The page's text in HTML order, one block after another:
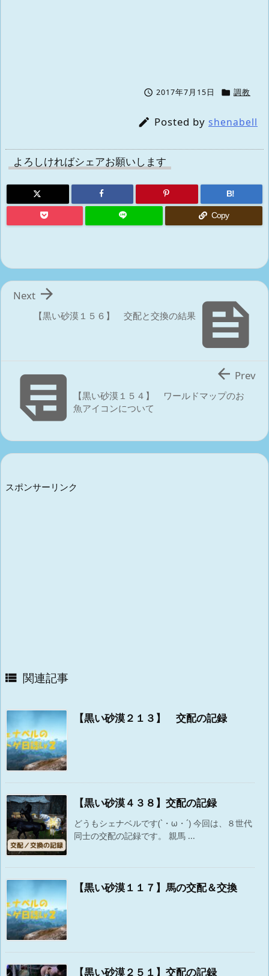
 2017年7月15日  調教
 Posted by shenabell
よろしければシェアお願いします
B!
Copy

【黒い砂漠１５６】 交配と交換の結果

Next
 【黒い砂漠１５４】 ワールドマップのお
魚アイコンについて
 Prev
スポンサーリンク
 関連記事
【黒い砂漠２１３】 交配の記録
【黒い砂漠４３８】交配の記録
どうもシェナベルです(`・ω・´) 今回は、８世代
同士の交配の記録です。 親馬 ...
【黒い砂漠１１７】馬の交配＆交換
【黒い砂漠２５１】交配の記録